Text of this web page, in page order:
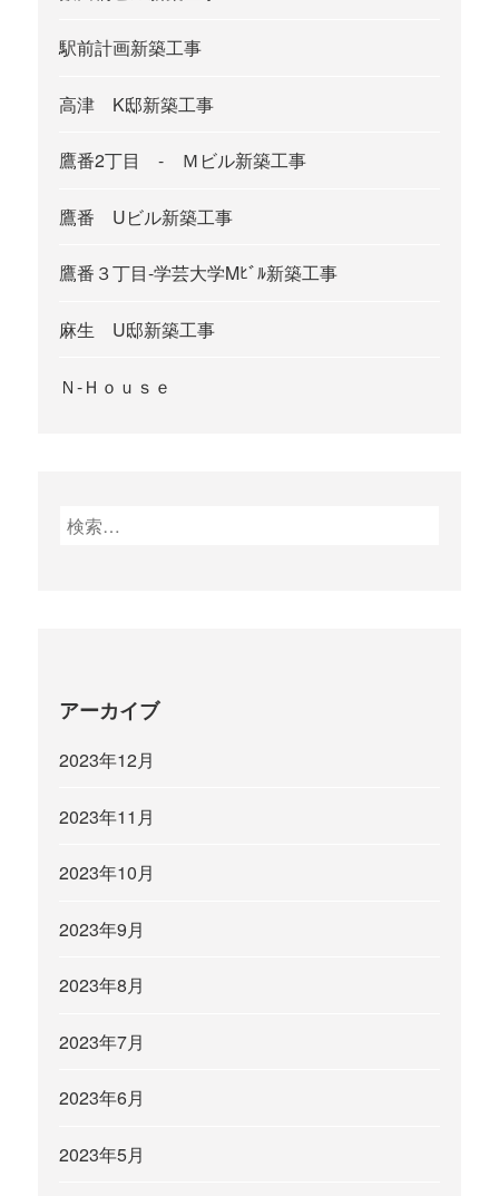
駅前計画新築工事
高津 K邸新築工事
鷹番2丁目 - Ｍビル新築工事
鷹番 Uビル新築工事
鷹番３丁目-学芸大学Mﾋﾞﾙ新築工事
麻生 U邸新築工事
Ｎ-Ｈｏｕｓｅ
検
アーカイブ
2023年12月
2023年11月
2023年10月
2023年9月
2023年8月
2023年7月
2023年6月
2023年5月